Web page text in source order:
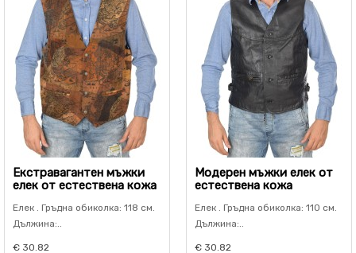
Екстравагантен мъжки
елек от естествена кожа
Елек . Гръдна обиколка: 118 см.
Дължина:..
€ 30.82
Модерен мъжки елек от
естествена кожа
Елек . Гръдна обиколка: 110 см.
Дължина:..
€ 30.82